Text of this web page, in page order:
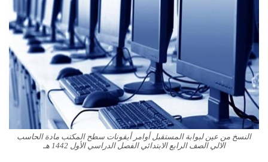
النسخ من عين لبوابة المستقبل أوامر أيقونات سطح المكتب مادة الحاسب
الالي الصف الرابع الابتدائي الفصل الدراسي الأول 1442 هـ